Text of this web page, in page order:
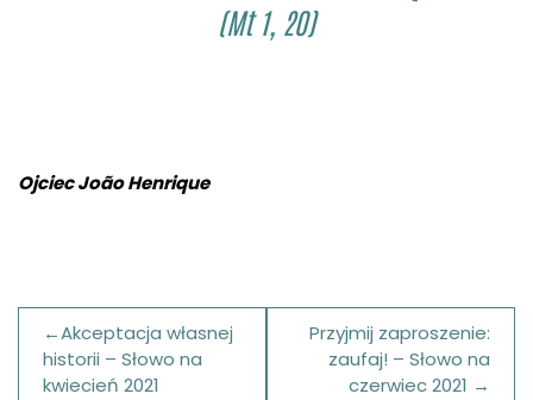
(Mt 1, 20)
Ojciec João Henrique
Nawigacja
wpisu
Akceptacja własnej
historii – Słowo na
kwiecień 2021
Przyjmij zaproszenie:
zaufaj! – Słowo na
czerwiec 2021